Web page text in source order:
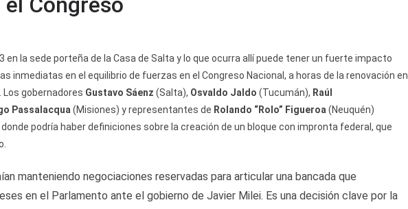
en la sede porteña de la Casa de Salta y lo que ocurra allí puede tener un fuerte impacto
inmediatas en el equilibrio de fuerzas en el Congreso Nacional, a horas de la renovación en
Los gobernadores Gustavo Sáenz (Salta), Osvaldo Jaldo (Tucumán), Raúl
Passalacqua(Misiones) y representantes de Rolando “Rolo” Figueroa(Neuquén)
podría haber definiciones sobre la creación de un bloque con impronta federal, que
manteniendo negociaciones reservadas para articular una bancada que
en el Parlamento ante el gobierno de Javier Milei. Es una decisión clave por la